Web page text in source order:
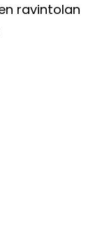
ravintolan